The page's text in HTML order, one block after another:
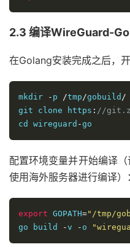
2.3 编译WireGuard-Go
在Golang安装完成之后，
mkdir
- p /tmp/gobuild /
git clone https : //
cd
wireguard -go
配置环境变量并开始编译
使用海外服务器进行编译）：
export GOPATH="/tmp/
go build
-v - o